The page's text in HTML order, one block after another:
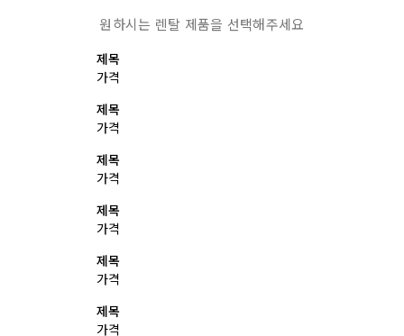
원하시는 렌탈 제품을 선택해주세요
제목
가격
제목
가격
제목
가격
제목
가격
제목
가격
제목
가격